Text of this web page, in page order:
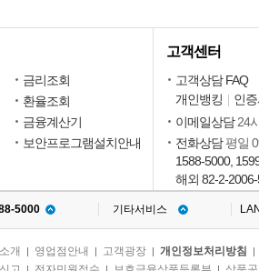
금리조회
환율조회
금융계산기
보안프로그램설치안내
고객센터
고객상담 FAQ
개인뱅킹
인
이메일상담 24
전화상담평일
1588-5000,
해외 82-2-
5000 기타서비스
개 | 영업점안내 | 고객광장| 개인정보처리방침